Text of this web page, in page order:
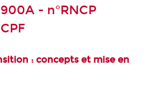
- n°RNCP
: concepts et mise en